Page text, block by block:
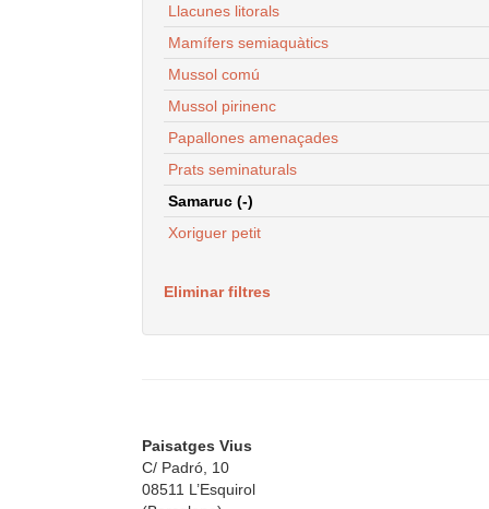
Llacunes litorals
Mamífers semiaquàtics
Mussol comú
Mussol pirinenc
Papallones amenaçades
Prats seminaturals
Samaruc (-)
Xoriguer petit
Eliminar filtres
Paisatges Vius
C/ Padró, 10
08511 L’Esquirol